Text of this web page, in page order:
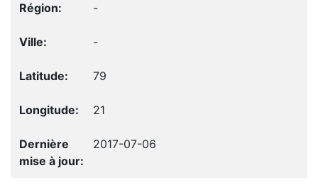
-
-
79
21
2017-07-06